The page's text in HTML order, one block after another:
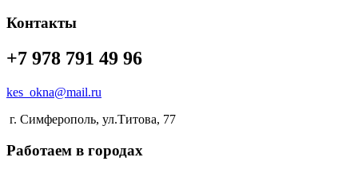
Контакты
+7 978 791 49 96
kes_okna@mail.ru
г. Симферополь, ул.Титова, 77
Работаем в городах